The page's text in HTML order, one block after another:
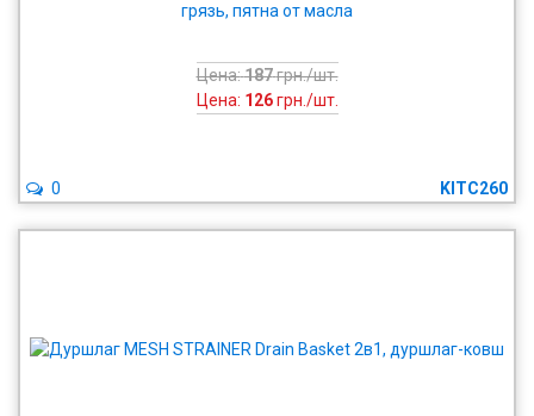
грязь, пятна от масла
Цена:187грн./шт.
Цена: 126 грн./шт.
KITC260
0